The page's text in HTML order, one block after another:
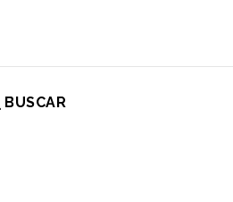
BUSCAR